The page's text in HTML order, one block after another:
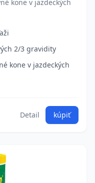
kone v jazdeckých
2/3 gravidity
kone v jazdeckých
Detail kúpiť